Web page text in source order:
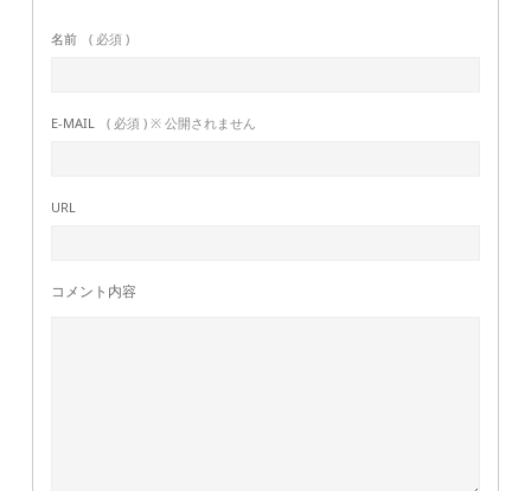
名前 ( 必須 )
E-MAIL ( 必須 ) ※ 公開されません
URL
コメント内容